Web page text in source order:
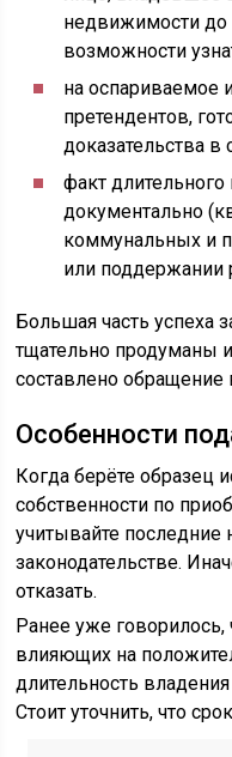
недвижимости до
возможности
на оспариваемое
претендентов,
доказательства в
факт
документально
коммунальных и
или поддержании
Большая часть успеха
тщательно продуманы
составлено
Особенности
Когда берёте образец
собственности по
учитывайте последние
законодательстве.
отказать.
Ранее уже
влияющих на
длительность
Стоит уточнить, что